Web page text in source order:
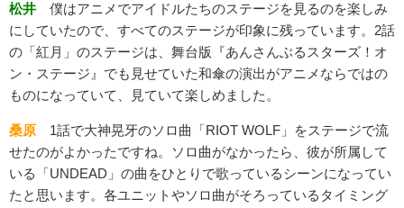
松井 僕はアニメでアイドルたちのステージを見るのを楽しみ
にしていたので、すべてのステージが印象に残っています。2話
の「紅月」のステージは、舞台版『あんさんぶるスターズ！オ
ン・ステージ』でも見せていた和傘の演出がアニメならではの
ものになっていて、見ていて楽しめました。
桑原 1話で大神晃牙のソロ曲「RIOT WOLF」をステージで流
せたのがよかったですね。ソロ曲がなかったら、彼が所属して
いる「UNDEAD」の曲をひとりで歌っているシーンになってい
たと思います。各ユニットやソロ曲がそろっているタイミング